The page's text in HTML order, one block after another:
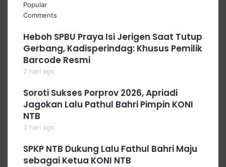
Popular
Comments
Heboh SPBU Praya Isi Jerigen Saat Tutup
Gerbang, Kadisperindag: Khusus Pemilik
Barcode Resmi
2 hari ago
Soroti Sukses Porprov 2026, Apriadi
Jagokan Lalu Pathul Bahri Pimpin KONI
NTB
3 hari ago
SPKP NTB Dukung Lalu Fathul Bahri Maju
sebagai Ketua KONI NTB